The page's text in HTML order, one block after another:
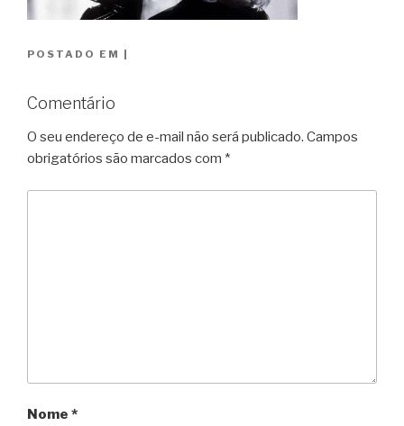
POSTADO EM
Comentário
O seu endereço de e-mail não será publicado. Campos
obrigatórios são marcados com *
Nome *